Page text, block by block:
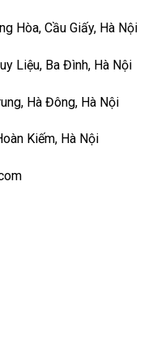
Hòa, Cầu Giấy, Hà Nội
Liệu, Ba Đình, Hà Nội
Hà Đông, Hà Nội
Kiếm, Hà Nội